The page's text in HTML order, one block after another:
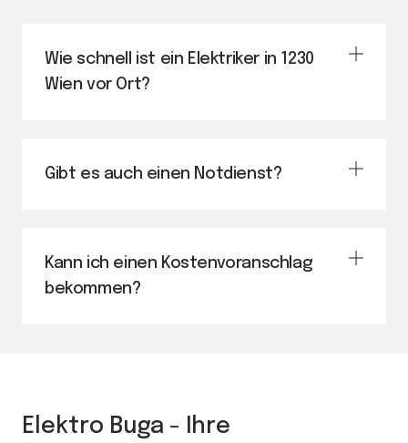
Wie schnell ist ein Elektriker in 1230
Wien vor Ort?
Gibt es auch einen Notdienst?
Kann ich einen Kostenvoranschlag
bekommen?
Elektro Buga - Ihre